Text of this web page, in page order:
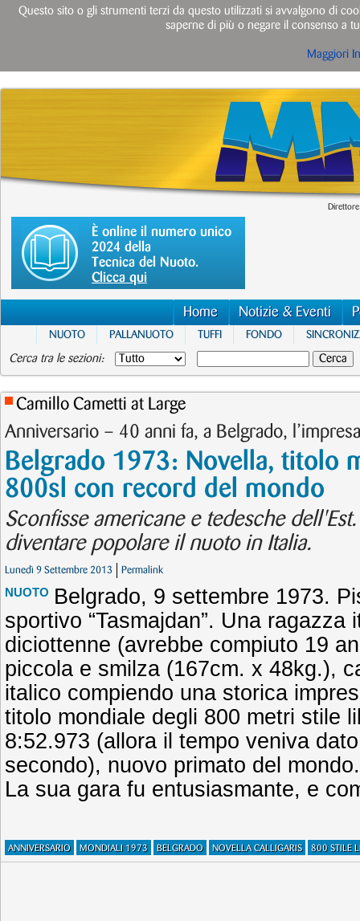
È online il numero unico
2024 della
Tecnica del Nuoto.
Clicca qui
Home Notizie & Eventi
NUOTO PALLANUOTO TUFFI FONDO
Cerca tra le sezioni:
Camillo Cametti at Large
Anniversario – 40 anni fa, a Belgrado,
Belgrado 1973: Novella, titolo
800sl con record del mondo
Sconfisse americane e tedesche
diventare popolare il nuoto in Italia.
Lunedì 9 Settembre 2013 Permalink
NUOTO Belgrado, 9 settembre 1973.
sportivo “Tasmajdan”. Una ragazza
diciottenne (avrebbe compiuto 19
piccola e smilza (167cm. x 48kg.),
italico compiendo una storica
titolo mondiale degli 800 metri stile
8:52.973 (allora il tempo veniva
secondo), nuovo primato del
La sua gara fu entusiasmante, e
ANNIVERSARIO MONDIALI 1973 BELGRADO NOVELLA CALLIGARIS 800 STILE
Questo sito o gli strumenti terzi da questo utilizzati si avvalgono di
saperne di più o negare il consenso a
Maggiori